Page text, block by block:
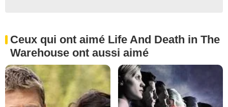
Ceux qui ont aimé Life And Death in The
Warehouse ont aussi aimé